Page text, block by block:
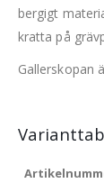
bergigt
kratta på
Gallerskopan